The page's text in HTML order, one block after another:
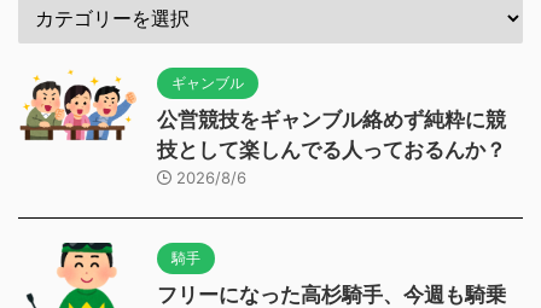
ギャンブル
公営競技をギャンブル絡めず純粋に競
技として楽しんでる人っておるんか？
2026/8/6
騎手
フリーになった高杉騎手、今週も騎乗